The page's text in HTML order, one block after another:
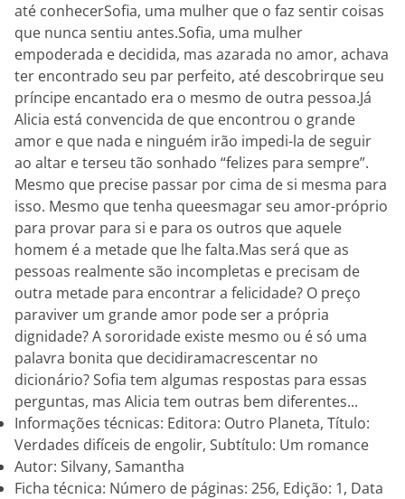
até conhecerSofia, uma mulher que o faz sentir coisas
que nunca sentiu antes.Sofia, uma mulher
empoderada e decidida, mas azarada no amor, achava
ter encontrado seu par perfeito, até descobrirque seu
príncipe encantado era o mesmo de outra pessoa.Já
Alicia está convencida de que encontrou o grande
amor e que nada e ninguém irão impedi-la de seguir
ao altar e terseu tão sonhado “felizes para sempre”.
Mesmo que precise passar por cima de si mesma para
isso. Mesmo que tenha queesmagar seu amor-próprio
para provar para si e para os outros que aquele
homem é a metade que lhe falta.Mas será que as
pessoas realmente são incompletas e precisam de
outra metade para encontrar a felicidade? O preço
paraviver um grande amor pode ser a própria
dignidade? A sororidade existe mesmo ou é só uma
palavra bonita que decidiramacrescentar no
dicionário? Sofia tem algumas respostas para essas
perguntas, mas Alicia tem outras bem diferentes...
Informações técnicas: Editora: Outro Planeta, Título:
Verdades difíceis de engolir, Subtítulo: Um romance
Autor: Silvany, Samantha
Ficha técnica: Número de páginas: 256, Edição: 1, Data